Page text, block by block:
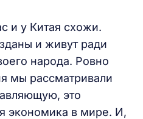
и у Китая схожи.
и живут ради
народа. Ровно
мы рассматривали
это
экономика в мире. И,